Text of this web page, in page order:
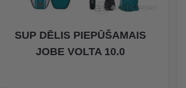
SUP DĒLIS PIEPŪŠAMAIS
JOBE VOLTA 10.0